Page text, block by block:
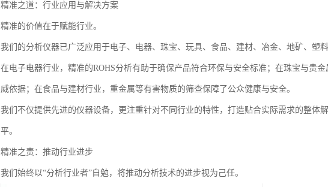
精准之道：行业应用与解决方案
精准的价值在于赋能行业。
我们的分析仪器已广泛应用于电子、电器、珠宝、玩具、食品、建材、冶金、地矿、塑
在电子电器行业，精准的ROHS分析有助于确保产品符合环保与安全标准；在珠宝与贵
威依据；在食品与建材行业，重金属等有害物质的筛查保障了公众健康与安全。
我们不仅提供先进的仪器设备，更注重针对不同行业的特性，打造贴合实际需求的整体
平。
精准之责：推动行业进步
我们始终以“分析行业者”自勉，将推动分析技术的进步视为己任。